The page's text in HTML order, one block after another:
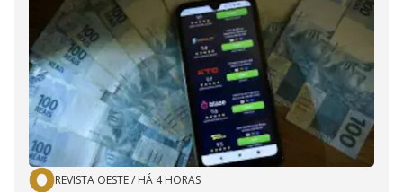
REVISTA OESTE/ HÁ 4 HORAS